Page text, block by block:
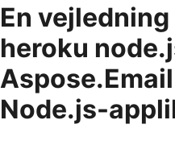
En
heroku
Node.js-